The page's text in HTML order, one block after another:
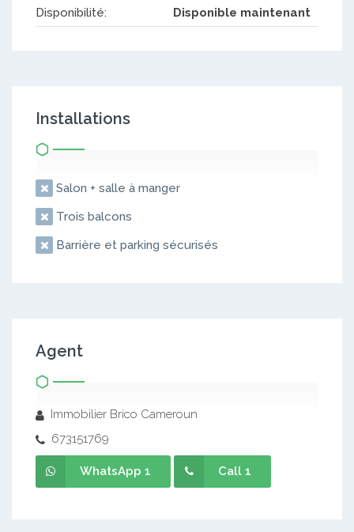
Disponibilité:
Disponible maintenant
Installations
Salon + salle à manger
Trois balcons
Barrière et parking sécurisés
Agent
Immobilier Brico Cameroun
673151769
WhatsApp 1 Call 1